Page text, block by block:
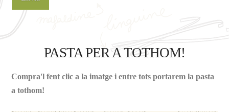
PASTA PER A TOTHOM!
Compra'l fent clic a la imatge i entre tots portarem la pasta
a tothom!